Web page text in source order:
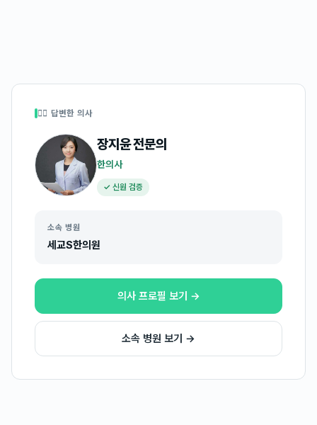
👩‍⚕️ 답변한 의사
장지윤전문의
한의사
✓ 신원 검증
소속 병원
세교S한의원
의사 프로필 보기 →
소속 병원 보기 →